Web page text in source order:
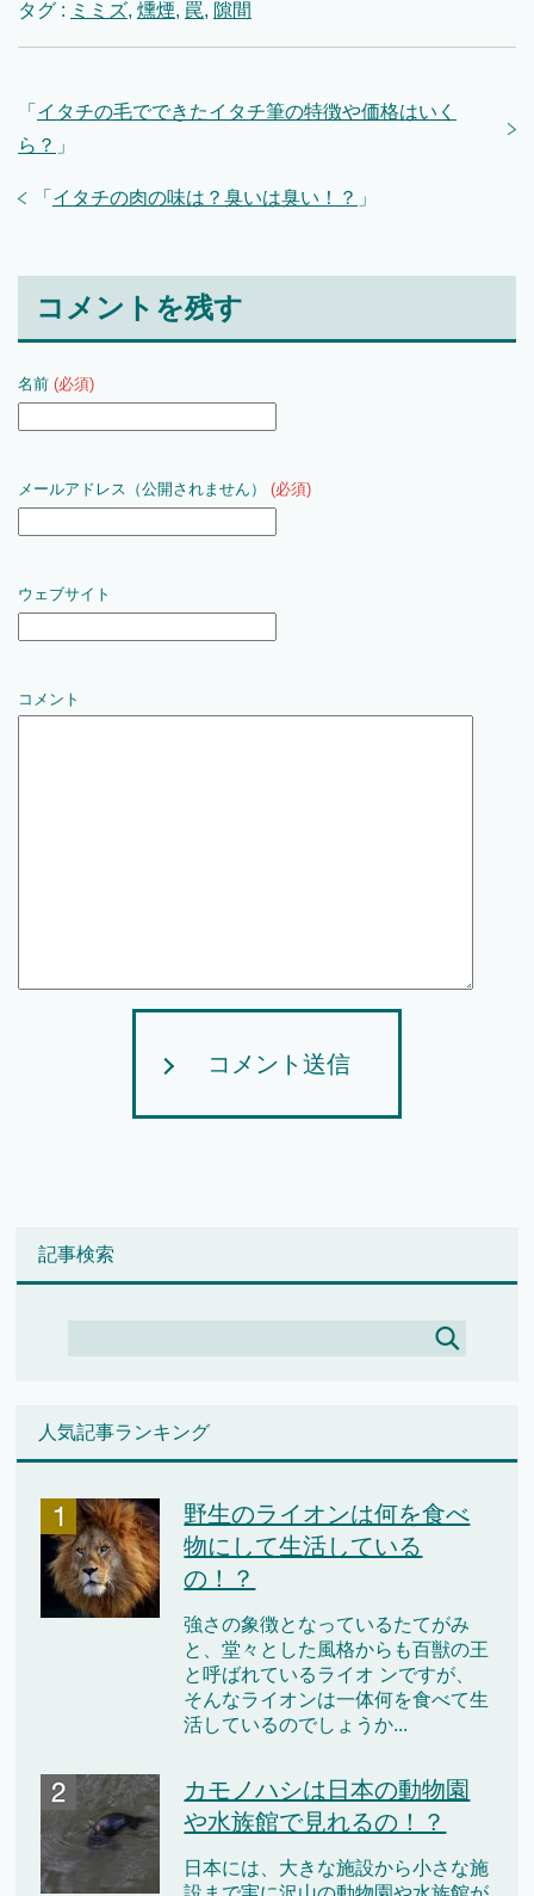
タグ : ミミズ, 燻煙, 罠, 隙間
「 イタチの毛でできたイタチ筆の特徴や価格はいく
ら？ 」
「 イタチの肉の味は？臭いは臭い！？ 」
コメントを残す
名前 (必須)
メールアドレス（公開されません） (必須)
ウェブサイト
コメント
コメント送信
記事検索
人気記事ランキング
野生のライオンは何を食べ
物にして生活している
の！？
強さの象徴となっているたてがみ
と、堂々とした風格からも百獣の王
と呼ばれているライオ ンですが、
そんなライオンは一体何を食べて生
活しているのでしょうか...
カモノハシは日本の動物園
や水族館で見れるの！？
日本には、大きな施設から小さな施